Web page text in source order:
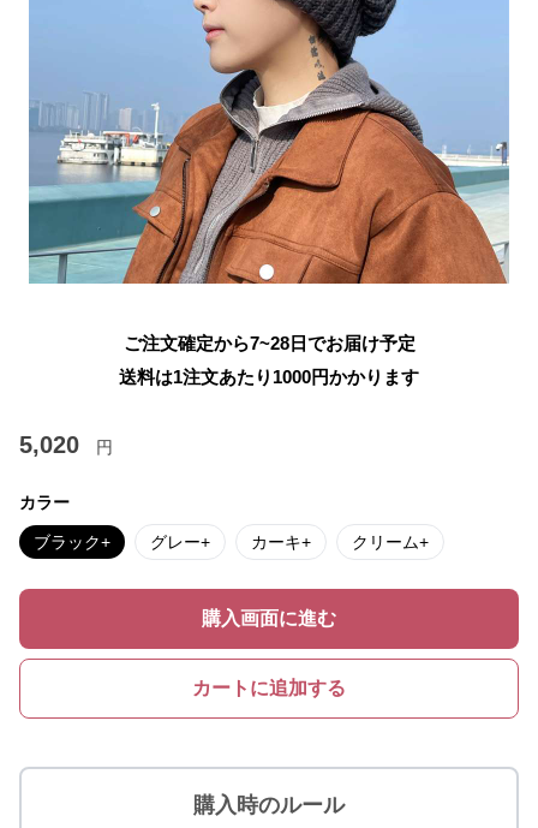
ご注文確定から7~28日でお届け予定
送料は1注文あたり 1000円かかります
5,020 円
カラー
ブラック+ グレー+ カーキ+ クリーム+
購入画面に進む
カートに追加する
購入時のルール